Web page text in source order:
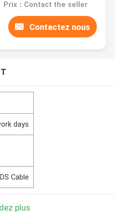
Prix：Contact the seller
Contactez nous
days
Cable
plus